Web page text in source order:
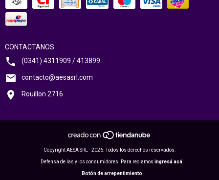
CONTACTANOS
(0341) 4311909 / 413899
contacto@aesasrl.com
Rouillon 2716
Copyright AESA SRL - 2026. Todos los derechos reservados.
Defensa de las y los consumidores. Para reclamos ingresá acá.
Botón de arrepentimiento